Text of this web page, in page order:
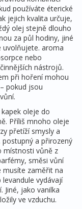
používáte éterické
jejich kvalita určuje,
olej stejně dlouho
za půl hodiny, jiné
uvolňujete. aroma
nebo
nástrojů.
při hořenímohou
pokud jsou
oleje do
Příliš mnoho oleje
přetíží smysly a
postupný a přirozený
místnosti vůně z
, směsi vůní
musíte zaměřit na
vydávají
Jiné, jako vanilka
ve vzduchu.